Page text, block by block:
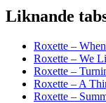
Liknande
Roxette –
Roxette – We
Roxette –
Roxette – A
Roxette –